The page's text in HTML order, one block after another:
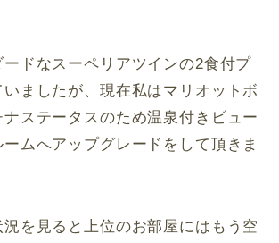
ドなスーペリアツインの2食付プ
ましたが、現在私はマリオットボ
ステータスのため温泉付きビュー
ムへアップグレードをして頂きま
を見ると上位のお部屋にはもう空